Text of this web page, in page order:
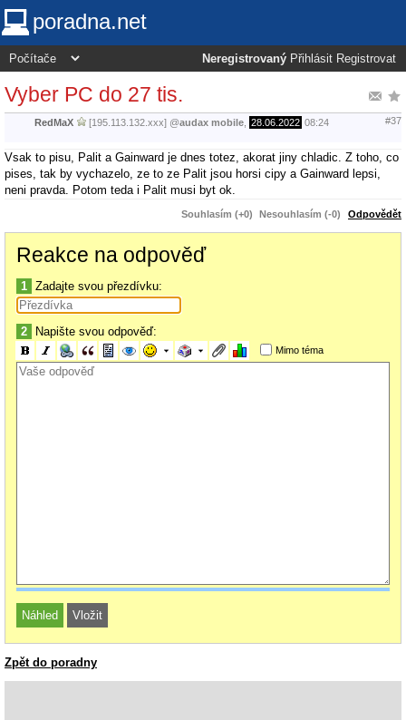
poradna.net
Neregistrovaný Přihlásit Registrovat
Vyber PC do 27 tis.
RedMaX [195.113.132.xxx] @audax mobile 28.06.2022 08:24 #37
Vsak to pisu, Palit a Gainward je dnes totez, akorat jiny chladic. Z toho, co
pises, tak by vychazelo, ze to ze Palit jsou horsi cipy a Gainward lepsi,
neni pravda. Potom teda i Palit musi byt ok.
Souhlasím (+0) Nesouhlasím (-0) Odpovědět
Reakce na odpověď
1 Zadajte svou přezdívku:
2 Napište svou odpověď:
Mimo téma
Zpět do poradny